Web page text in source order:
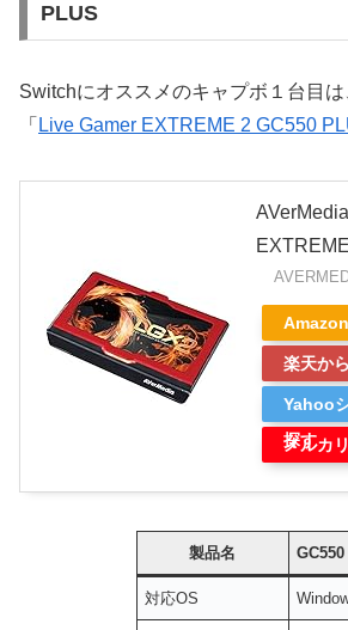
PLUS
Switchにオススメのキャプボ１台目
「 Live Gamer EXTREME 2 GC550
楽天か
Yahoo
探す
メルカリ
製品名
対応OS